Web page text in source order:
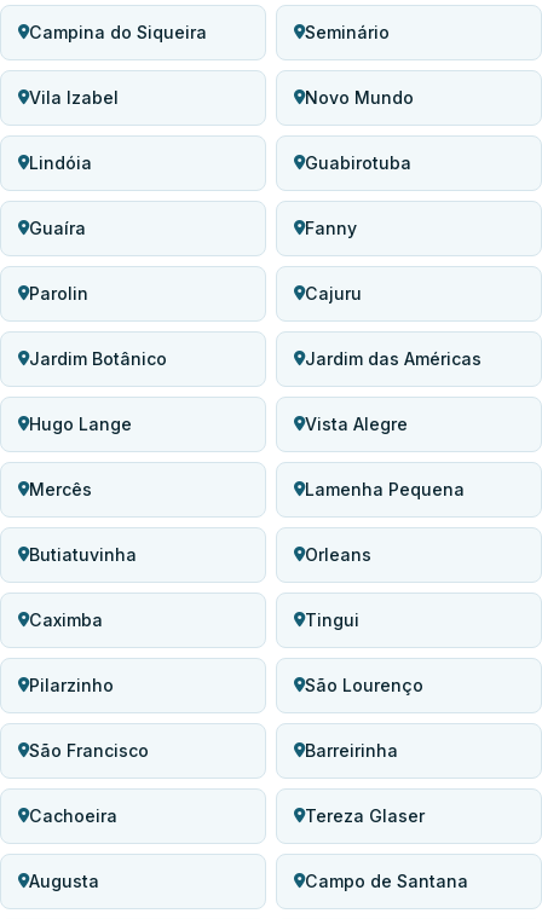
Campina do Siqueira Seminário
Vila Izabel Novo Mundo
Lindóia Guabirotuba
Guaíra Fanny
Parolin Cajuru
Jardim Botânico Jardim das Américas
Hugo Lange Vista Alegre
Mercês Lamenha Pequena
Butiatuvinha Orleans
Caximba Tingui
Pilarzinho São Lourenço
São Francisco Barreirinha
Cachoeira Tereza Glaser
Augusta Campo de Santana